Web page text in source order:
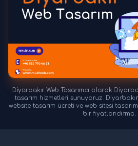
Diyarbakır Web Tasarımcı olarak
tasarım hizmetleri sunuyoruz.
website tasarım ücreti ve web sitesi
bir fiyatlandırma.